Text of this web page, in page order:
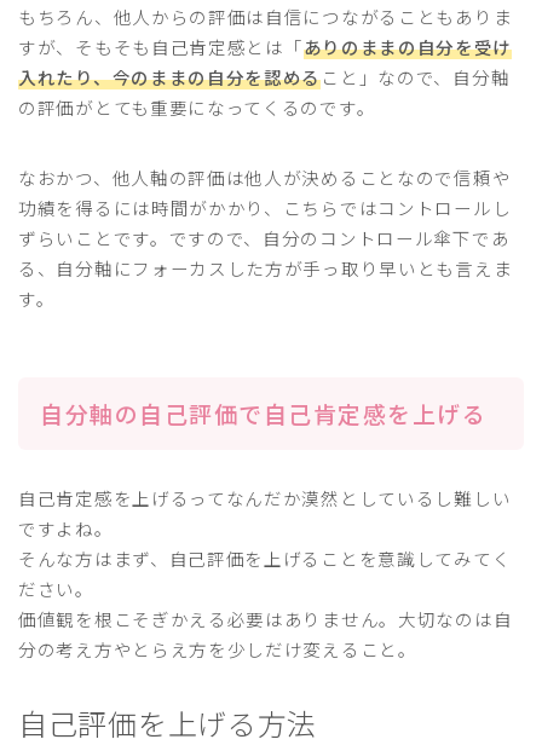
もちろん、他人からの評価は自信につながることもありま
すが、そもそも自己肯定感とは「ありのままの自分を受け
入れたり、今のままの自分を認めること」なので、自分軸
の評価がとても重要になってくるのです。
なおかつ、他人軸の評価は他人が決めることなので信頼や
功績を得るには時間がかかり、こちらではコントロールし
ずらいことです。ですので、自分のコントロール傘下であ
る、自分軸にフォーカスした方が手っ取り早いとも言えま
す。
自分軸の自己評価で自己肯定感を上げる
自己肯定感を上げるってなんだか漠然としているし難しい
ですよね。
そんな方はまず、自己評価を上げることを意識してみてく
ださい。
価値観を根こそぎかえる必要はありません。大切なのは自
分の考え方やとらえ方を少しだけ変えること。
自己評価を上げる方法